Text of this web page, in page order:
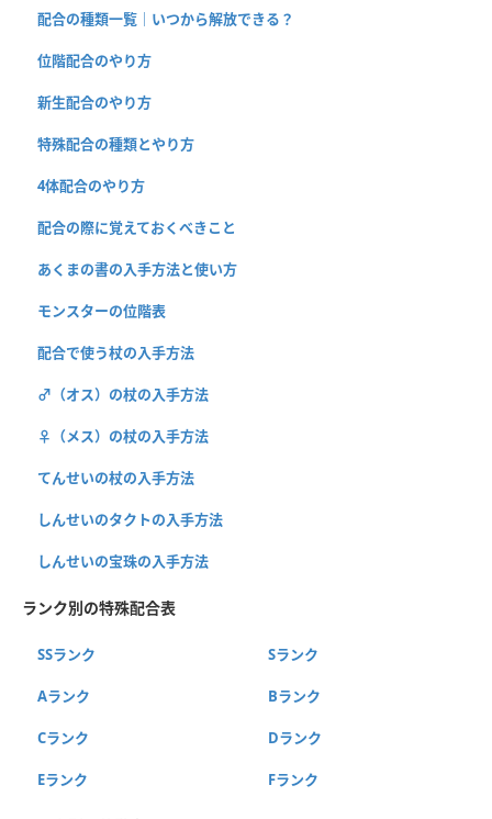
配合の種類一覧｜いつから解放できる？
位階配合のやり方
新生配合のやり方
特殊配合の種類とやり方
4体配合のやり方
配合の際に覚えておくべきこと
あくまの書の入手方法と使い方
モンスターの位階表
配合で使う杖の入手方法
♂（オス）の杖の入手方法
♀（メス）の杖の入手方法
てんせいの杖の入手方法
しんせいのタクトの入手方法
しんせいの宝珠の入手方法
ランク別の特殊配合表
SSランク Sランク
Aランク Bランク
Cランク Dランク
Eランク Fランク